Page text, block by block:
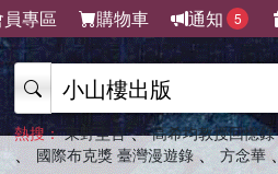
專區 購物車 通知 5
熱搜： 東野圭吾 、 高希均教授回憶錄
、 國際布克獎 臺灣漫遊錄 、 方念華 、